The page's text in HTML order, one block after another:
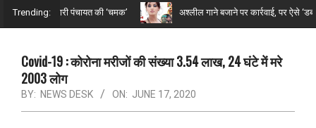
Trending:
तक पहुंची गरारी पंचायत की ‘चमक’ अश्लील गाने बजाने पर कार्रवाई, पर ऐसे ‘डबल
Covid-19 : कोरोना मरीजों की संख्या 3.54 लाख, 24 घंटे में मरे
2003 लोग
BY: NEWS DESK ON: JUNE 17, 2020